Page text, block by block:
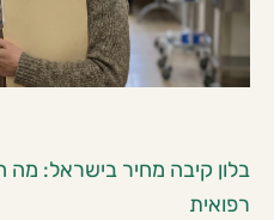
בלון קיבה מחיר בישראל:
רפואית